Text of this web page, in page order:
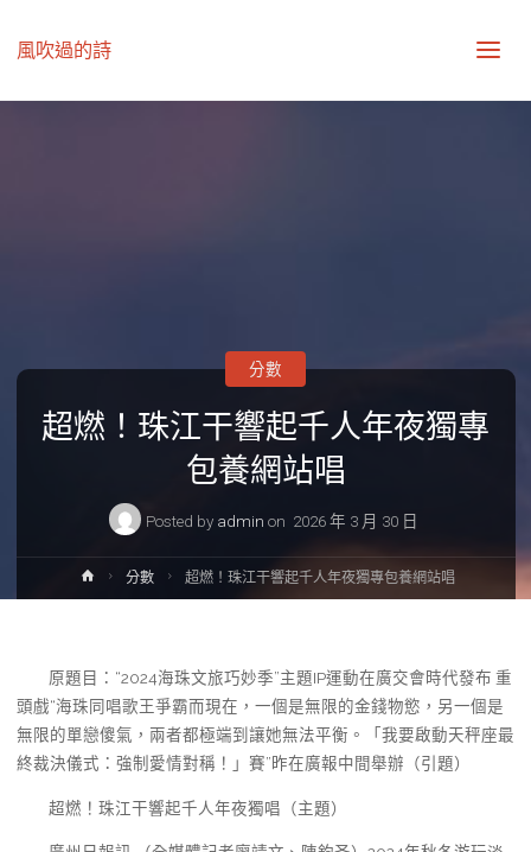
風吹過的詩
超燃！珠江干響起千人年夜獨專
包養網站唱
Posted by admin on 2026 年 3 月 30 日
分數
Home分數 超燃！珠江干響起千人年夜獨專包養網站唱
原題目：“2024海珠文旅巧妙季”主題IP運動在廣交會時代發布 重
頭戲“海珠同唱歌王爭霸而現在，一個是無限的金錢物慾，另一個是
無限的單戀傻氣，兩者都極端到讓她無法平衡。「我要啟動天秤座最
終裁決儀式：強制愛情對稱！」賽”昨在廣報中間舉辦（引題）
超燃！珠江干響起千人年夜獨唱（主題）